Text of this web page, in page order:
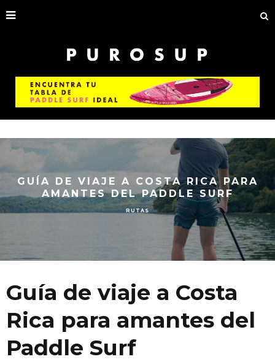
GUÍA DE VIAJE A COSTA RICA PARA
AMANTES DEL PADDLE SURF
RUTAS
Guía de viaje a Costa
Rica para amantes del
Paddle Surf